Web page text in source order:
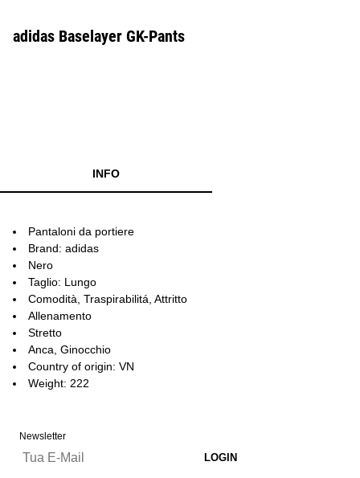
adidas Baselayer GK-Pants
INFO
Pantaloni da portiere
Brand: adidas
Nero
Taglio: Lungo
Comodità, Traspirabilitá, Attritto
Allenamento
Stretto
Anca, Ginocchio
Country of origin: VN
Weight: 222
Newsletter